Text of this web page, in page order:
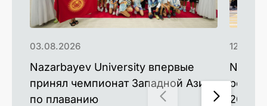
Nazarbayev University впервые
принял чемпионат Западной Азии
по плаванию
03.08.2026
2026